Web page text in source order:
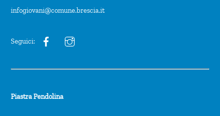
infogiovani@comune.brescia.it
Seguici:
Piastra Pendolina